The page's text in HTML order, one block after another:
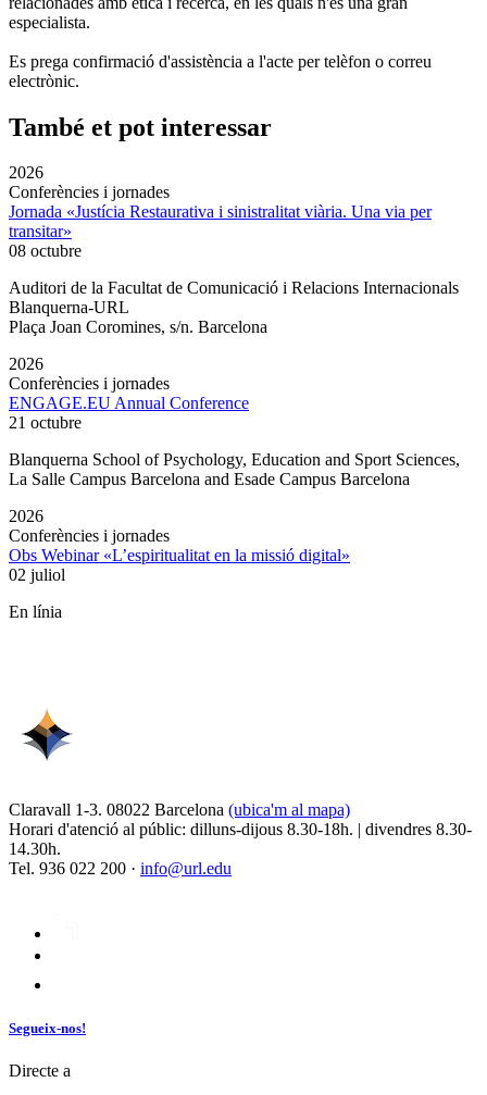
especialista.
Es prega confirmació d'assistència a l'acte per telèfon o correu
electrònic.
També et pot interessar
2026
Conferències i jornades
Jornada «Justícia Restaurativa i sinistralitat viària. Una via per
transitar»
08 octubre
Auditori de la Facultat de Comunicació i Relacions Internacionals
Blanquerna-URL
Plaça Joan Coromines, s/n. Barcelona
2026
Conferències i jornades
ENGAGE.EU Annual Conference
21 octubre
Blanquerna School of Psychology, Education and Sport Sciences,
La Salle Campus Barcelona and Esade Campus Barcelona
2026
Conferències i jornades
Obs Webinar «L’espiritualitat en la missió digital»
02 juliol
En línia
Claravall 1-3. 08022 Barcelona (ubica'm al mapa)
Horari d'atenció al públic: dilluns-dijous 8.30-18h. | divendres 8.30-
14.30h.
Tel. 936 022 200 · info@url.edu
Segueix-nos!
Directe a